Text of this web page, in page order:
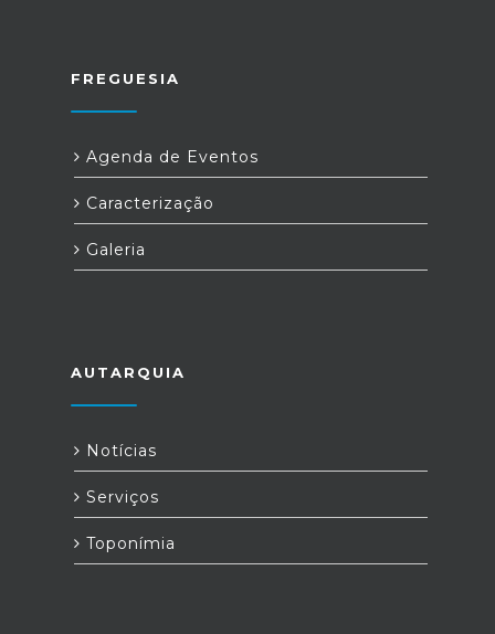
FREGUESIA
Agenda de Eventos
Caracterização
Galeria
AUTARQUIA
Notícias
Serviços
Toponímia